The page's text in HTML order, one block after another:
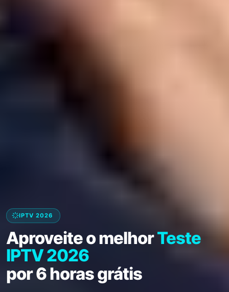
IPTV 2026
Aproveite o melhorTeste
IPTV 2026
por 6 horas grátis